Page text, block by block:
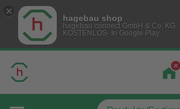
hagebau shop
hagebau connect GmbH & Co. KG
KOSTENLOS- In Google Play